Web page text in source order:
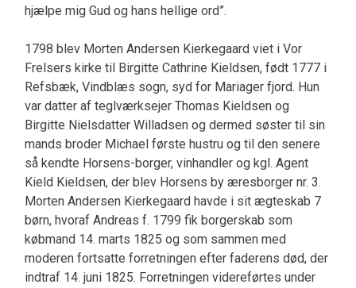
hjælpe mig Gud og hans hellige ord”.
1798 blev Morten Andersen Kierkegaard viet i Vor
Frelsers kirke til Birgitte Cathrine Kieldsen, født 1777 i
Refsbæk, Vindblæs sogn, syd for Mariager fjord. Hun
var datter af teglværksejer Thomas Kieldsen og
Birgitte Nielsdatter Willadsen og dermed søster til sin
mands broder Michael første hustru og til den senere
så kendte Horsens-borger, vinhandler og kgl. Agent
Kield Kieldsen, der blev Horsens by æresborger nr. 3.
Morten Andersen Kierkegaard havde i sit ægteskab 7
børn, hvoraf Andreas f. 1799 fik borgerskab som
købmand 14. marts 1825 og som sammen med
moderen fortsatte forretningen efter faderens død, der
indtraf 14. juni 1825. Forretningen videreførtes under